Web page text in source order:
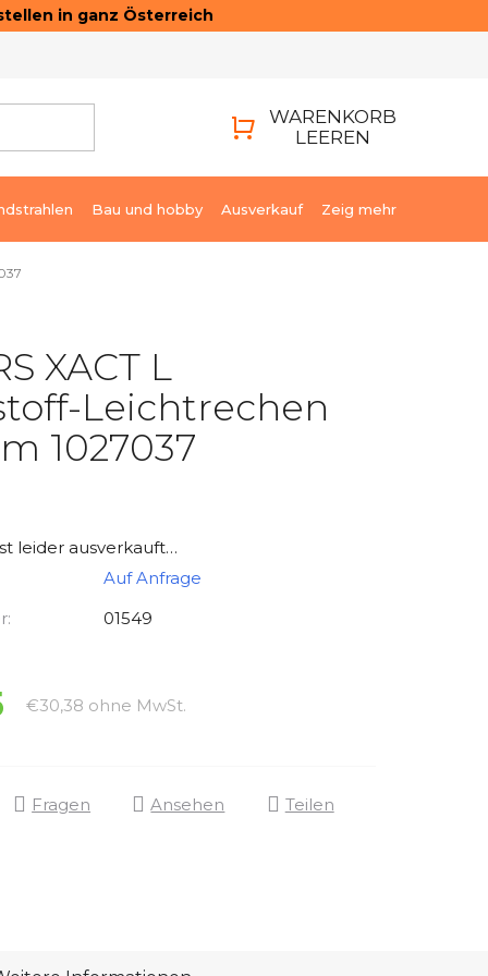
in ganz Österreich
WARENKORB
LEEREN
Bau und hobby Ausverkauf Zeig mehr
XACT L
Leichtrechen
1027037
leider ausverkauft…
Auf Anfrage
01549
€30,38 ohne MwSt.
Fragen Ansehen Teilen